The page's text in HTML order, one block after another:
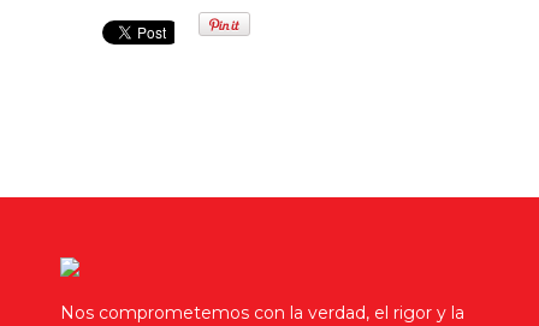
Nos comprometemos con la verdad, el rigor y la